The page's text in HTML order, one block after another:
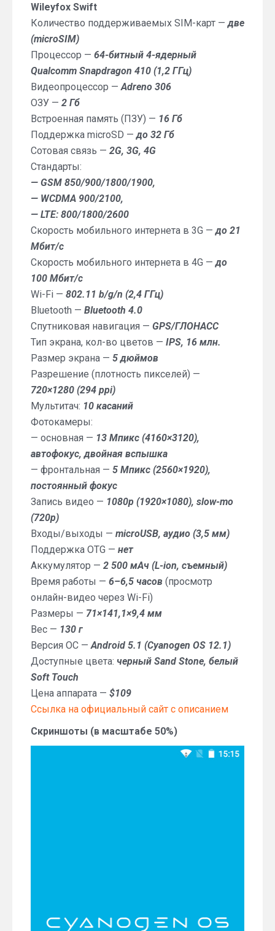
Wileyfox Swift
Количество поддерживаемых SIM-карт —две
(microSIM)
Процессор — 64-битный 4-ядерный
Qualcomm Snapdragon 410 (1,2 ГГц)
Видеопроцессор —Adreno 306
ОЗУ — 2 Гб
Встроенная память (ПЗУ) — 16 Гб
Поддержка microSD —до 32 Гб
Сотовая связь — 2G, 3G, 4G
Стандарты:
— GSM 850/900/1800/1900,
— WCDMA 900/2100,
— LTE: 800/1800/2600
Скорость мобильного интернета в 3G —до 21
Мбит/с
Скорость мобильного интернета в 4G —до
100 Мбит/с
Wi-Fi — 802.11 b/g/n (2,4 ГГц)
Bluetooth — Bluetooth 4.0
Спутниковая навигация — GPS/ГЛОНАСС
Тип экрана, кол-во цветов — IPS, 16 млн.
Размер экрана — 5 дюймов
Разрешение (плотность пикселей) —
720×1280 (294 ppi)
Мультитач: 10 касаний
Фотокамеры:
— основная — 13 Мпикс (4160×3120),
автофокус, двойная вспышка
— фронтальная — 5 Мпикс (2560×1920),
постоянный фокус
Запись видео — 1080p (1920×1080), slow-mo
(720p)
Входы/выходы — microUSB, аудио (3,5 мм)
Поддержка OTG — нет
Аккумулятор — 2 500 мАч (L-ion, съемный)
Время работы — 6–6,5 часов (просмотр
онлайн-видео через Wi-Fi)
Размеры — 71×141,1×9,4 мм
Вес — 130 г
Версия ОС —Android 5.1 (Cyanogen OS 12.1)
Доступные цвета: черный Sand Stone, белый
Soft Touch
Цена аппарата — $109
Ссылка на официальный сайт с описанием
Скриншоты (в масштабе 50%)